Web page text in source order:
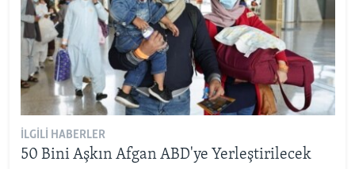
İLGILI HABERLER
50 Bini Aşkın Afgan ABD'ye Yerleştirilecek